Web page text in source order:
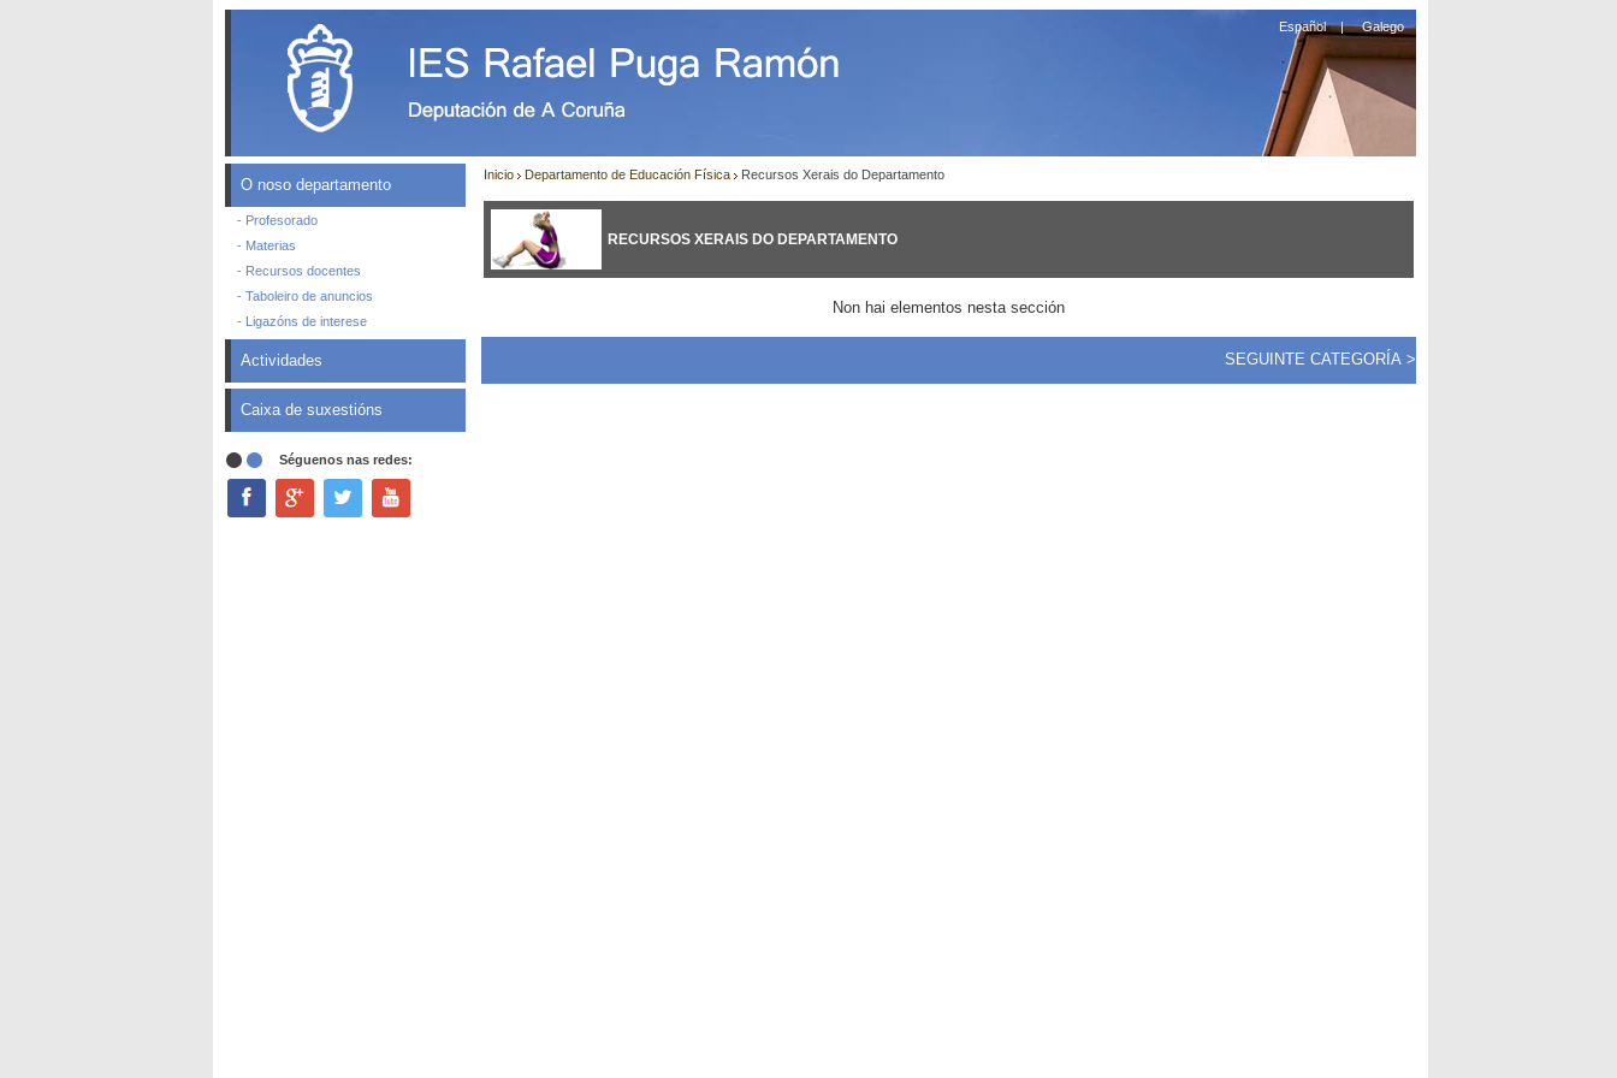
Español|Galego
O noso departamento
- Profesorado
- Materias
- Recursos docentes
- Taboleiro de anuncios
- Ligazóns de interese
Actividades
Caixa de suxestións
Séguenos nas redes:
Inicio Departamento de Educación Física Recursos Xerais do Departamento
RECURSOS XERAIS DO DEPARTAMENTO
Non hai elementos nesta sección
SEGUINTE CATEGORÍA >